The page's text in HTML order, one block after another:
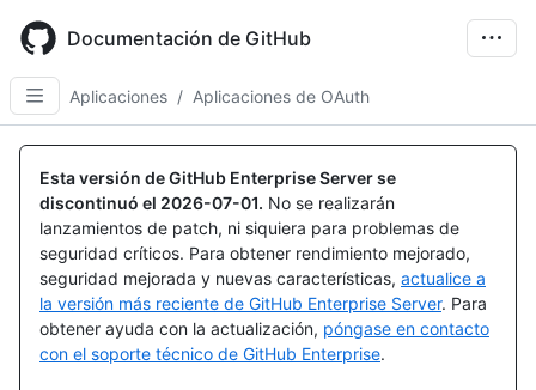
main
content
Documentación de GitHub
Aplicaciones / Aplicaciones de OAuth
Esta versión de GitHub Enterprise Server se
discontinuó el 2026-07-01. No se realizarán
lanzamientos de patch, ni siquiera para problemas de
seguridad críticos. Para obtener rendimiento mejorado,
seguridad mejorada y nuevas características, actualice a
la versión más reciente de GitHub Enterprise Server. Para
obtener ayuda con la actualización, póngase en contacto
con el soporte técnico de GitHub Enterprise.